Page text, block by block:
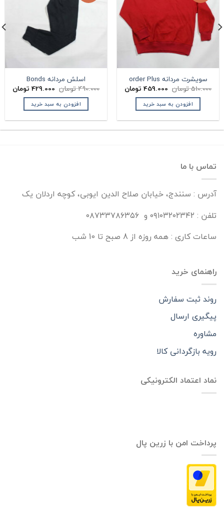
سویشرت مردانه order Plus
510.000تومان قیمت
اصلی:
510.000 تومان
بود.
459.000تومانقیمت
فعلی:
افزودن به سبد خرید
اسلش مردانه Bonds
490.000تومان قیمت
اصلی:
490.000 تومان
بود.
429.000تومانقیمت
فعلی:
افزودن به سبد خرید
تماس با ما
آدرس : سنندج، خیابان صلاح الدین ایوبی، کوچه اردلان یک
تلفن : ۰۹۱۰۳۲۰۲۳۴۲ و ۰۸۷۳۳۷۸۶۳۵۶
ساعات کاری : همه روزه از 8 صبح تا 10 شب
راهنمای خرید
روند ثبت سفارش
پیگیری ارسال
مشاوره
رویه بازگردانی کالا
نماد اعتماد الکترونیکی
پرداخت امن با زرین پال